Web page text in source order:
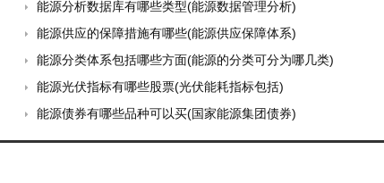
能源分析数据库有哪些类型(能源数据管理分析)
能源供应的保障措施有哪些(能源供应保障体系)
能源分类体系包括哪些方面(能源的分类可分为哪几类)
能源光伏指标有哪些股票(光伏能耗指标包括)
能源债券有哪些品种可以买(国家能源集团债券)